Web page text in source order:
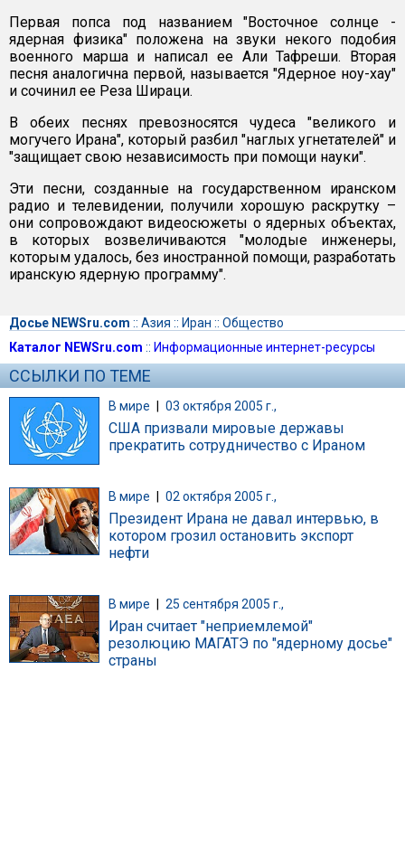
Первая попса под названием "Восточное солнце -
ядерная физика" положена на звуки некого подобия
военного марша и написал ее Али Тафреши. Вторая
песня аналогична первой, называется "Ядерное ноу-хау"
и сочинил ее Реза Шираци.
В обеих песнях превозносятся чудеса "великого и
могучего Ирана", который разбил "наглых угнетателей" и
"защищает свою независимость при помощи науки".
Эти песни, созданные на государственном иранском
радио и телевидении, получили хорошую раскрутку –
они сопровождают видеосюжеты о ядерных объектах,
в которых возвеличиваются "молодые инженеры,
которым удалось, без иностранной помощи, разработать
иранскую ядерную программу".
Досье NEWSru.com :: Азия :: Иран :: Общество
Каталог NEWSru.com :: Информационные интернет-ресурсы
ССЫЛКИ ПО ТЕМЕ
В мире | 03 октября 2005 г.,
США призвали мировые державы
прекратить сотрудничество с Ираном
В мире 02 октября 2005 г.,
Президент Ирана не давал интервью, в
котором грозил остановить экспорт
нефти
В мире 25 сентября 2005 г.,
Иран считает "неприемлемой"
резолюцию МАГАТЭ по "ядерному досье"
страны